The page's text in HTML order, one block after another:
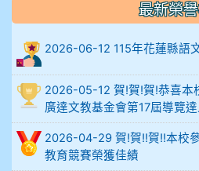
906陳兆宏 5A10+ 作文
912余 嘉 5A10+
914謝佩臻 5A10+
902蘇奕愷
最新榮
2026-06-12 115年花蓮縣語
2026-05-12 賀!賀!賀!恭喜本
廣達文教基金會第17屆導覽
2026-04-29 賀!賀!!賀!!本校
教育競賽榮獲佳績